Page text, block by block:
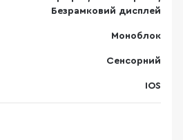
Безрамковий дисплей
Моноблок
Сенсорний
IOS